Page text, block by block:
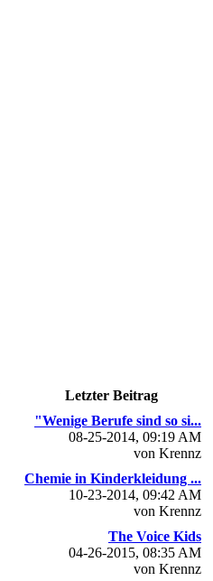
Letzter Beitrag
"Wenige Berufe sind so si...
08-25-2014, 09:19 AM
von Krennz
Chemie in Kinderkleidung ...
10-23-2014, 09:42 AM
von Krennz
The Voice Kids
04-26-2015, 08:35 AM
von Krennz